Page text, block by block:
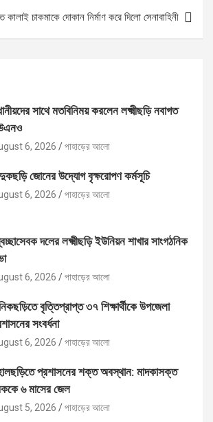
কালাই চাকমাকে দোকান নির্মাণ করে দিলো সেনাবাহিনী
সাথে মতবিনিময় করলেন লক্ষ্মীছড়ি নবাগত
6, 2026 পাহাড়ের আলো
জোনের উদ্যোগ বৃক্ষরোপণ কর্মসূচি
6, 2026 পাহাড়ের আলো
দলের লক্ষ্মীছড়ি ইউনিয়ন শাখার সাংগঠনিক
6, 2026 পাহাড়ের আলো
বৃত্তিপ্রাপ্ত ৩৭ শিক্ষার্থীকে উপজেলা
সংবর্ধনা
6, 2026 পাহাড়ের আলো
প্রশাসনের শক্ত অবস্থান: মাদকাসক্ত
৬ মাসের জেল
5, 2026 পাহাড়ের আলো